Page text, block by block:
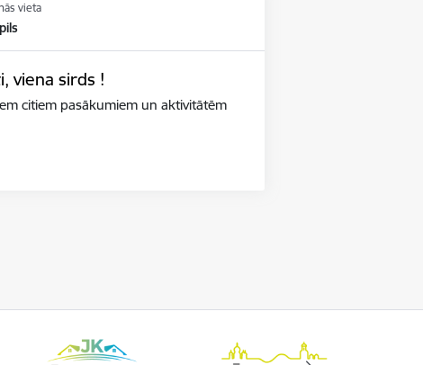
vieta
viena sirds !
citiem pasākumiem un aktivitātēm